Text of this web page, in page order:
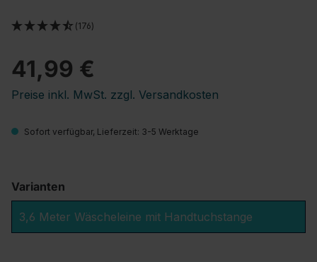
41,99 €
Preise inkl. MwSt. zzgl. Versandkosten
(176)
Sofort verfügbar, Lieferzeit: 3-5 Werktage
Varianten
3,6 Meter Wäscheleine mit Handtuchstange